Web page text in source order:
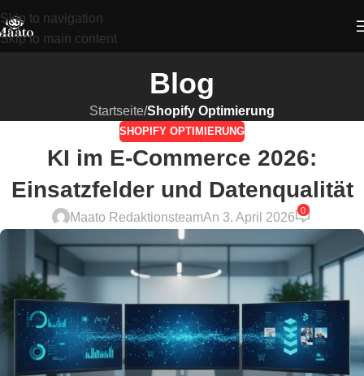
Skip to navigation
Skip to main content
Blog
Startseite/Shopify Optimierung
SHOPIFY OPTIMIERUNG
KI im E-Commerce 2026:
Einsatzfelder und Datenqualität
Maato RedaktionsteamAn 3. April 2026
0